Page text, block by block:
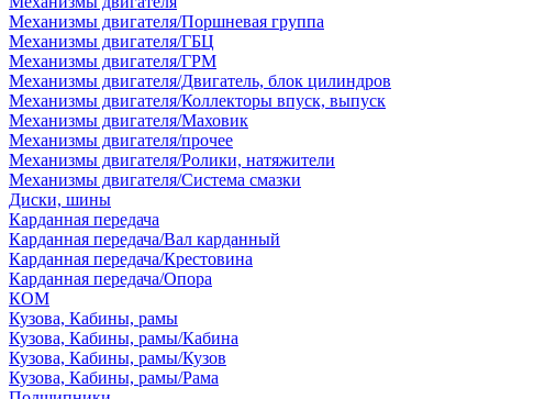
Механизмы двигателя/Поршневая группа
Механизмы двигателя/ГБЦ
Механизмы двигателя/ГРМ
Механизмы двигателя/Двигатель, блок цилиндров
Механизмы двигателя/Коллекторы впуск, выпуск
Механизмы двигателя/Маховик
Механизмы двигателя/прочее
Механизмы двигателя/Ролики, натяжители
Механизмы двигателя/Система смазки
Диски, шины
Карданная передача
Карданная передача/Вал карданный
Карданная передача/Крестовина
Карданная передача/Опора
КОМ
Кузова, Кабины, рамы
Кузова, Кабины, рамы/Кабина
Кузова, Кабины, рамы/Кузов
Кузова, Кабины, рамы/Рама